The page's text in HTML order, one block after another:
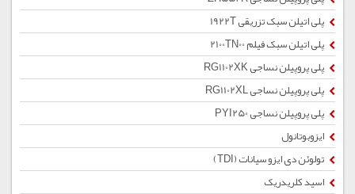
پلی اتیلن سبک تزریقی 1922T
پلی اتیلن سبک فیلم 2100TN00
پلی پروپیلن نساجی RG1102XK
پلی پروپیلن نساجی RG1102XL
پلی پروپیلن نساجی PYI250
ایزوبوتانول
تولوئن دی ایزو سیانات (TDI)
اسید کلریدریک